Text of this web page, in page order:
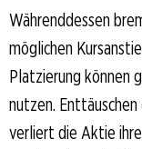
Währenddessen
möglichen
Platzierung können
nutzen.
verliert die Aktie